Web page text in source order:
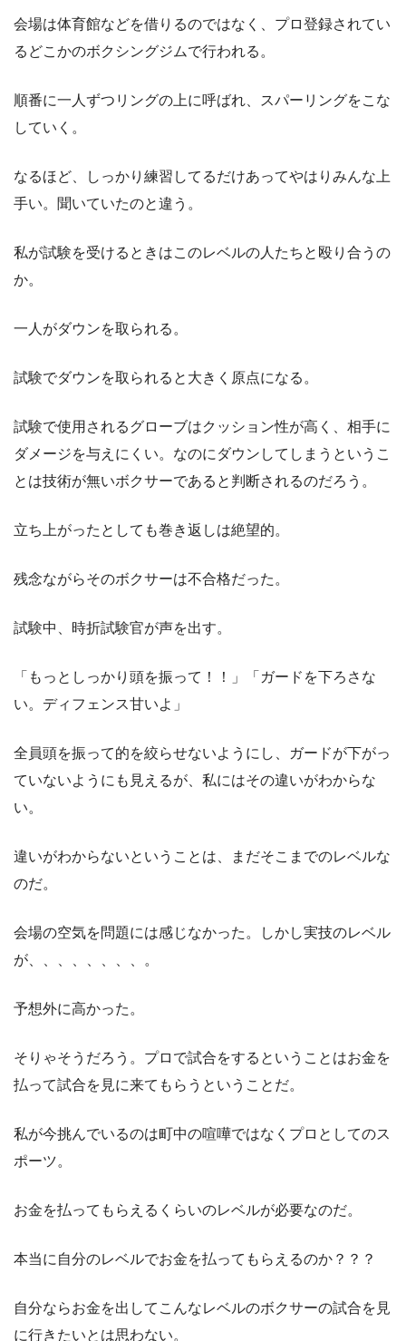
会場は体育館などを借りるのではなく、プロ登録されてい
るどこかのボクシングジムで行われる。
順番に一人ずつリングの上に呼ばれ、スパーリングをこな
していく。
なるほど、しっかり練習してるだけあってやはりみんな上
手い。聞いていたのと違う。
私が試験を受けるときはこのレベルの人たちと殴り合うの
か。
一人がダウンを取られる。
試験でダウンを取られると大きく原点になる。
試験で使用されるグローブはクッション性が高く、相手に
ダメージを与えにくい。なのにダウンしてしまうというこ
とは技術が無いボクサーであると判断されるのだろう。
立ち上がったとしても巻き返しは絶望的。
残念ながらそのボクサーは不合格だった。
試験中、時折試験官が声を出す。
「もっとしっかり頭を振って！！」「ガードを下ろさな
い。ディフェンス甘いよ」
全員頭を振って的を絞らせないようにし、ガードが下がっ
ていないようにも見えるが、私にはその違いがわからな
い。
違いがわからないということは、まだそこまでのレベルな
のだ。
会場の空気を問題には感じなかった。しかし実技のレベル
が、、、、、、、、。
予想外に高かった。
そりゃそうだろう。プロで試合をするということはお金を
払って試合を見に来てもらうということだ。
私が今挑んでいるのは町中の喧嘩ではなくプロとしてのス
ポーツ。
お金を払ってもらえるくらいのレベルが必要なのだ。
本当に自分のレベルでお金を払ってもらえるのか？？？
自分ならお金を出してこんなレベルのボクサーの試合を見
に行きたいとは思わない。